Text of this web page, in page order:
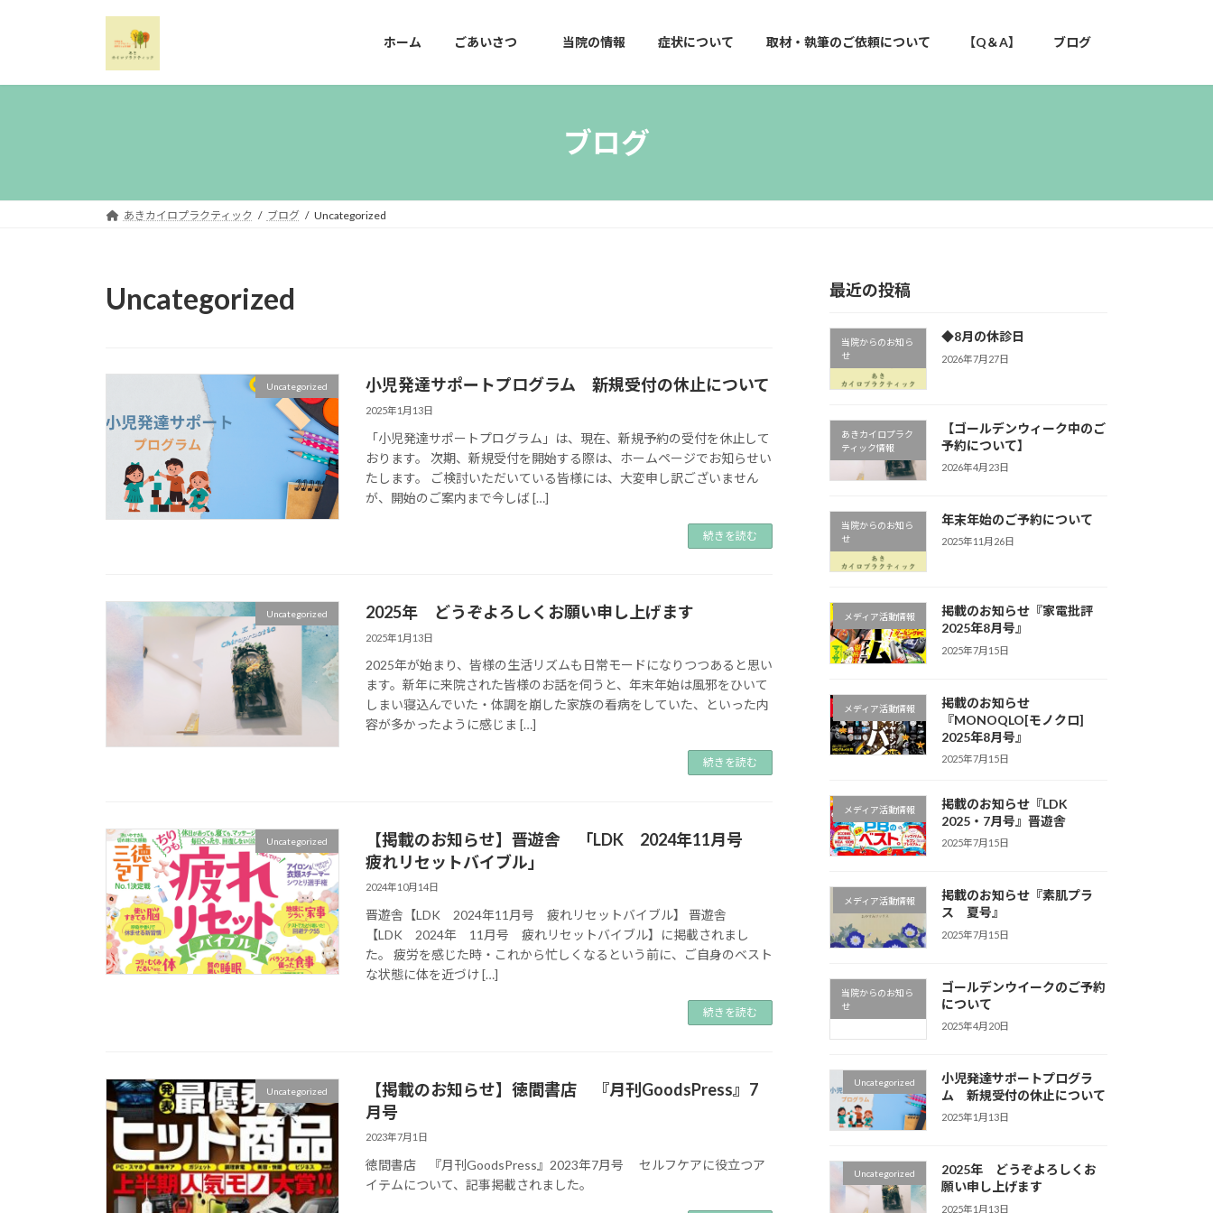
プ
動
ホーム ごあいさつ 当院の情報 症状について 取材・執筆のご依頼について 【Q＆A】 ブログ
ブログ
あきカイロプラクティック ブログ Uncategorized
Uncategorized
Uncategorized 小児発達サポートプログラム 新規受付の休止について
2025年1月13日
「小児発達サポートプログラム」は、現在、新規予約の受付を休止して
おります。 次期、新規受付を開始する際は、ホームページでお知らせい
たします。 ご検討いただいている皆様には、大変申し訳ございません
が、開始のご案内まで今しば […]
続きを読む
Uncategorized 2025年 どうぞよろしくお願い申し上げます
2025年1月13日
2025年が始まり、皆様の生活リズムも日常モードになりつつあると思い
ます。新年に来院された皆様のお話を伺うと、年末年始は風邪をひいて
しまい寝込んでいた・体調を崩した家族の看病をしていた、といった内
容が多かったように感じま […]
続きを読む
Uncategorized
【掲載のお知らせ】晋遊舎 「LDK 2024年11月号
疲れリセットバイブル」
2024年10月14日
晋遊舎【LDK 2024年11月号 疲れリセットバイブル】 晋遊舎
【LDK 2024年 11月号 疲れリセットバイブル】に掲載されまし
た。 疲労を感じた時・これから忙しくなるという前に、ご自身のベスト
な状態に体を近づけ […]
続きを読む
Uncategorized
【掲載のお知らせ】徳間書店 『月刊GoodsPress』7
月号
2023年7月1日
徳間書店 『月刊GoodsPress』2023年7月号 セルフケアに役立つア
イテムについて、記事掲載されました。
最近の投稿
当院からのお知ら
せ
◆8月の休診日
2026年7月27日
あきカイロプラク
ティック情報
【ゴールデンウィーク中のご
予約について】
2026年4月23日
当院からのお知ら
せ
年末年始のご予約について
2025年11月26日
メディア活動情報
掲載のお知らせ『家電批評
2025年8月号』
2025年7月15日
メディア活動情報
掲載のお知らせ
『MONOQLO[モノクロ]
2025年8月号』
2025年7月15日
メディア活動情報
掲載のお知らせ『LDK
2025・7月号』晋遊舎
2025年7月15日
メディア活動情報
掲載のお知らせ『素肌プラ
ス 夏号』
2025年7月15日
当院からのお知ら
せ
ゴールデンウイークのご予約
について
2025年4月20日
Uncategorized
小児発達サポートプログラ
ム 新規受付の休止について
2025年1月13日
Uncategorized
2025年 どうぞよろしくお
願い申し上げます
2025年1月13日